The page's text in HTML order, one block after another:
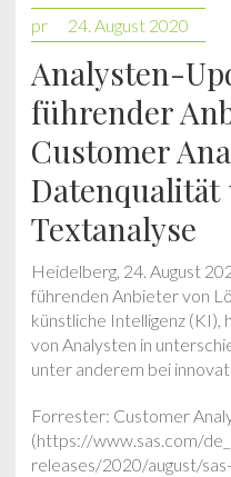
pr 24. August 2020
Analysten-
führender
Customer
Textanalyse
Heidelberg, 24. August
führenden Anbieter von
künstliche Intelligenz
von Analysten in
unter anderem bei
Forrester: Customer
(https://www.sas.com/
releases/2020/august/